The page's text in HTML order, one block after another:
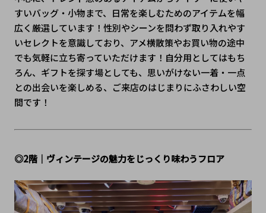
すいバッグ・小物まで、日常を楽しむためのアイテムを幅
広く厳選しています！性別やシーンを問わず取り入れやす
いセレクトを意識しており、アメ横散策やお買い物の途中
でも気軽に立ち寄っていただけます！自分用としてはもち
ろん、ギフトを探す場としても、思いがけない一着・一点
との出会いを楽しめる、ご来店のはじまりにふさわしい空
間です！
◎2階｜ヴィンテージの魅力をじっくり味わうフロア